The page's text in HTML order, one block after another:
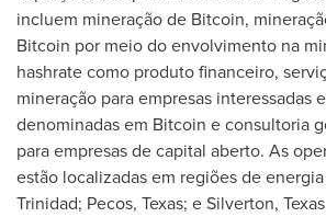
incluem mineração de Bitcoin,
Bitcoin por meio do envolvimento na
hashrate como produto financeiro,
mineração para empresas interessadas
denominadas em Bitcoin e consultoria
para empresas de capital aberto. As
estão localizadas em regiões de
Trinidad; Pecos, Texas; e Silverton,